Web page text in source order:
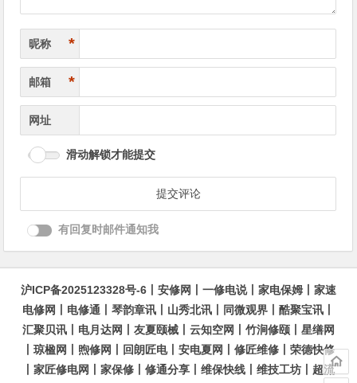
昵称 *
邮箱 *
网址
滑动解锁才能提交
有回复时邮件通知我
沪ICP备2025123328号-6 安修网 一修电说丨 家电保姆
家速
电修网
电修通 琴韵章讯 山秀北讯 同微观界 酷聚宝讯
汇聚贝讯
电月达网 友夏颐械 云知空网 竹涧修颐
星缮网
琼楹网 煦修网 回朗匠电丨 安电夏网 修匠维修
荣德快修
家匠修电网 家保修 修通分享 维保快线 维技工坊 超流